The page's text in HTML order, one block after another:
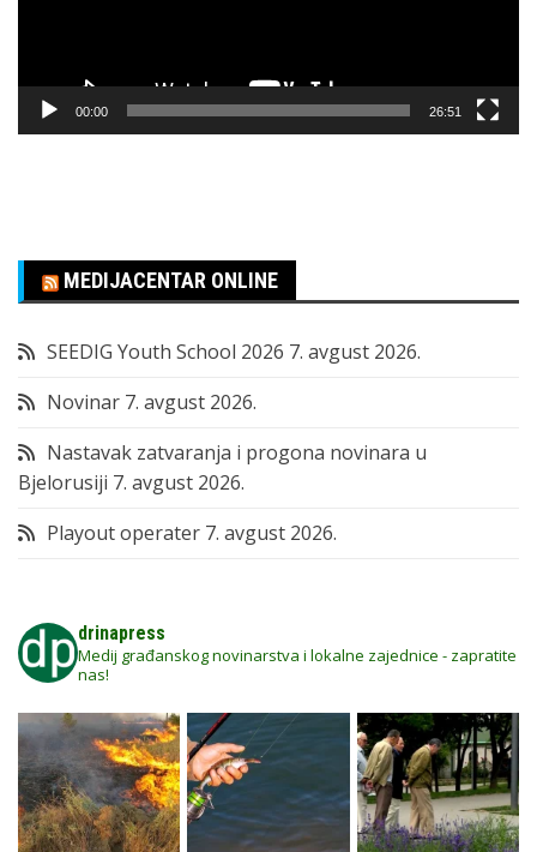
00:00 26:51
MEDIJACENTAR ONLINE
SEEDIG Youth School 2026 7. avgust 2026.
Novinar 7. avgust 2026.
Nastavak zatvaranja i progona novinara u
Bjelorusiji 7. avgust 2026.
Playout operater 7. avgust 2026.
drinapress
Medij građanskog novinarstva i lokalne zajednice - zapratite
nas!